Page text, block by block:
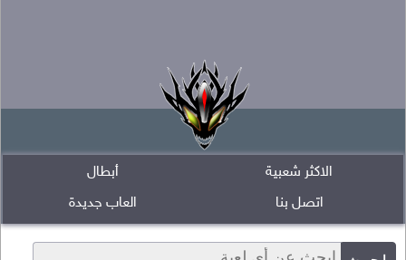
أبطال
الاكثر شعبية
العاب جديدة
اتصل بنا